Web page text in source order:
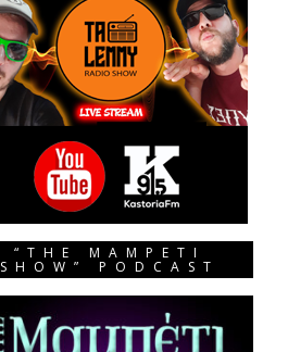
“THE MAMPETI
SHOW” PODCAST